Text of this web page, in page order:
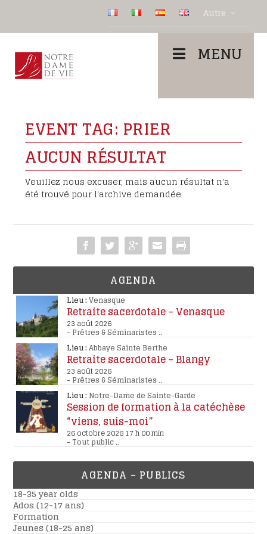
Autre
MENU
EVENT TAG: PRIER
AUCUN RÉSULTAT
Veuillez nous excuser, mais aucun résultat n'a
été trouvé pour l'archive demandée
AGENDA
Lieu : Venasque
Retraite sacerdotale – Venasque
23 août 2026
- Prêtres & Séminaristes..
Lieu : Abbaye Sainte Berthe
Retraite sacerdotale – Blangy
23 août 2026
- Prêtres & Séminaristes..
Lieu : Notre-Dame de Sainte-Garde
Session de formation à la catéchèse
“viens, suis-moi”
26 octobre 2026 17 h 00 min
-Tout public..
AGENDA – PUBLICS
18-35 year olds
Ados (12-17 ans)
Formation
Jeunes (18-25 ans)